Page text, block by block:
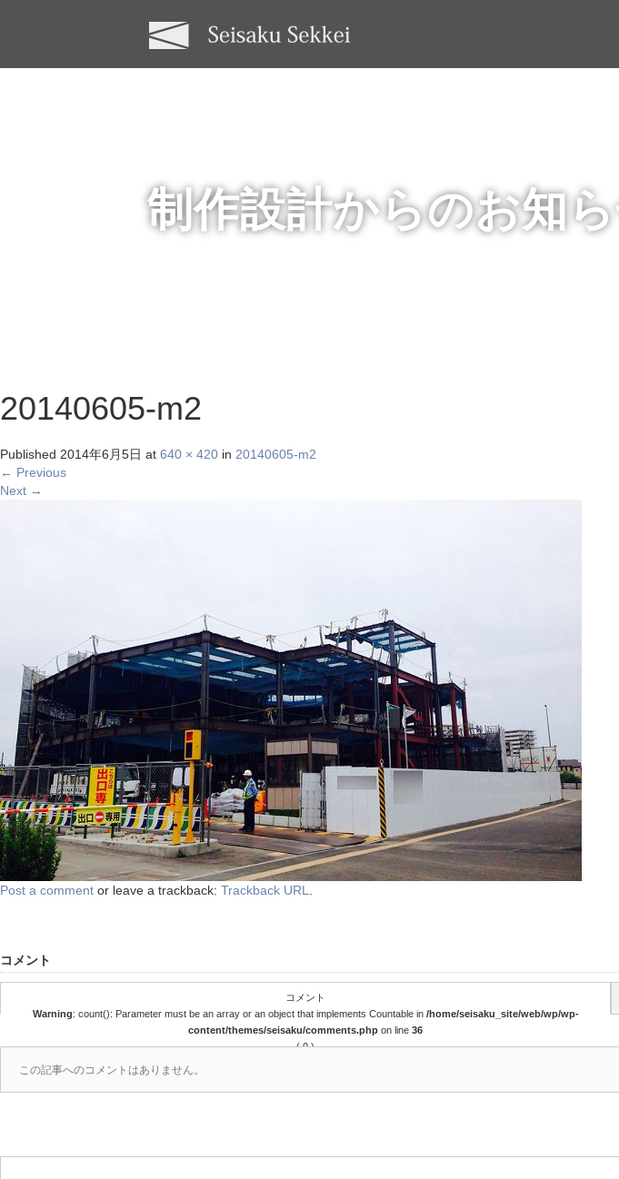
制作設計からのお知
20140605-m2
Published 2014年6月5日 at 640 × 420 in 20140605-m2
← Previous
Next →
Post a comment or leave a trackback: Trackback URL
コメント
コメント
Warning: count(): Parameter must be an array or an object that implements Countable in /home/seisaku_site/web/wp/wp-
content/themes/seisaku/comments.php on line 36
( 0 )
この記事へのコメントはありません。